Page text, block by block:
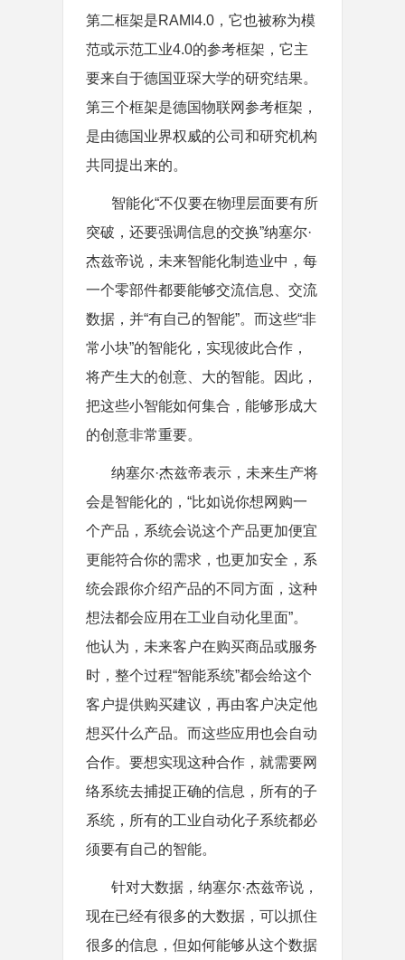
第二框架是RAMI4.0，它也被称为模
范或示范工业4.0的参考框架，它主
要来自于德国亚琛大学的研究结果。
第三个框架是德国物联网参考框架，
是由德国业界权威的公司和研究机构
共同提出来的。
智能化“不仅要在物理层面要有所
突破，还要强调信息的交换”纳塞尔·
杰兹帝说，未来智能化制造业中，每
一个零部件都要能够交流信息、交流
数据，并“有自己的智能”。而这些“非
常小块”的智能化，实现彼此合作，
将产生大的创意、大的智能。因此，
把这些小智能如何集合，能够形成大
的创意非常重要。
纳塞尔·杰兹帝表示，未来生产将
会是智能化的，“比如说你想网购一
个产品，系统会说这个产品更加便宜
更能符合你的需求，也更加安全，系
统会跟你介绍产品的不同方面，这种
想法都会应用在工业自动化里面”。
他认为，未来客户在购买商品或服务
时，整个过程“智能系统”都会给这个
客户提供购买建议，再由客户决定他
想买什么产品。而这些应用也会自动
合作。要想实现这种合作，就需要网
络系统去捕捉正确的信息，所有的子
系统，所有的工业自动化子系统都必
须要有自己的智能。
针对大数据，纳塞尔·杰兹帝说，
现在已经有很多的大数据，可以抓住
很多的信息，但如何能够从这个数据